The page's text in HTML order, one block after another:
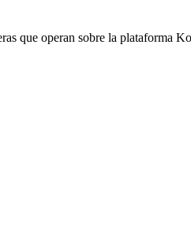
que operan sobre la plataforma